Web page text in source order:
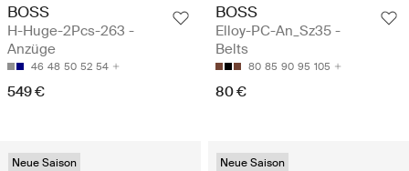
BOSS
H-Huge-2Pcs-263 -
Anzüge
46 48 50 52 54
549 €
BOSS
Elloy-PC-An_Sz35 -
Belts
80 85 90 95 105
80 €
Neue Saison Neue Saison